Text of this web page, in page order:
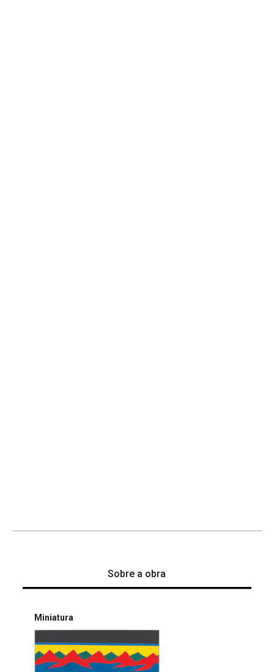
Sobre a obra
Miniatura